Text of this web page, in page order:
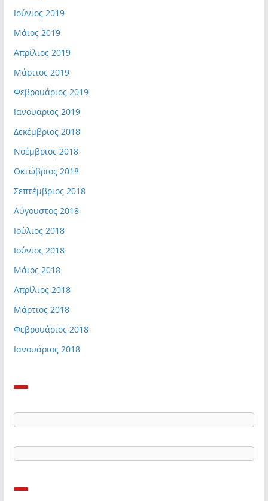
Ιούνιος 2019
Μάιος 2019
Απρίλιος 2019
Μάρτιος 2019
Φεβρουάριος 2019
Ιανουάριος 2019
Δεκέμβριος 2018
Νοέμβριος 2018
Οκτώβριος 2018
Σεπτέμβριος 2018
Αύγουστος 2018
Ιούλιος 2018
Ιούνιος 2018
Μάιος 2018
Απρίλιος 2018
Μάρτιος 2018
Φεβρουάριος 2018
Ιανουάριος 2018